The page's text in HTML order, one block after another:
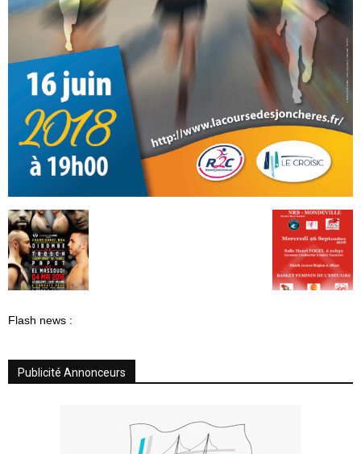
Flash news :
Publicité Annonceurs